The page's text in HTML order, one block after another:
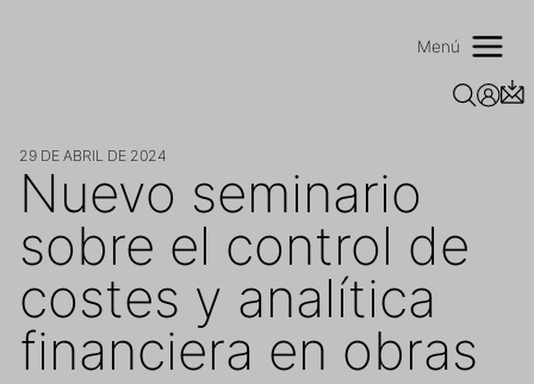
Menú
29 DE ABRIL DE 2024
Nuevo seminario
sobre el control de
costes y analítica
financiera en obras